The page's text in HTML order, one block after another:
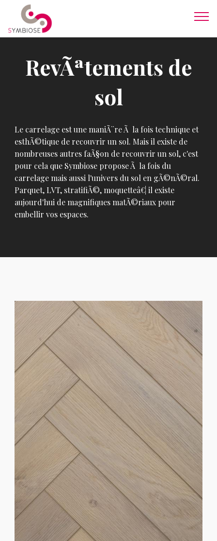
RevÃªtements de
sol
Le carrelage est une maniÃ¨re Ã la fois technique et
esthÃ©tique de recouvrir un sol. Mais il existe de
nombreuses autres faÃ§on de recouvrir un sol, c'est
pour cela que Symbiose propose Ã la fois du
carrelage mais aussi l'univers du sol en gÃ©nÃ©ral.
Parquet, LVT, stratifiÃ©, moquetteâ€¦ il existe
aujourd'hui de magnifiques matÃ©riaux pour
embellir vos espaces.